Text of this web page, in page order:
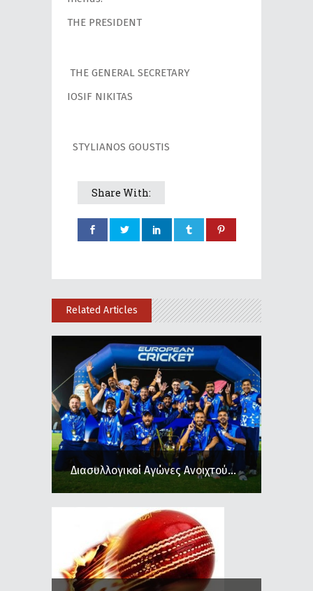
THE PRESIDENT
THE GENERAL SECRETARY
IOSIF NIKITAS
STYLIANOS GOUSTIS
Share With:
Related Articles
Διασυλλογικοί Αγώνες Ανοιχτού...